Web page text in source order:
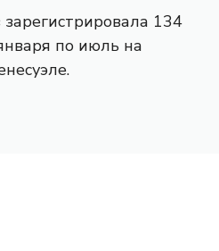
134
по июль на